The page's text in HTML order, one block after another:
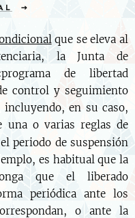
que se eleva al
la Junta de
de libertad
control y seguimiento
en su caso,
una o varias reglas de
periodo de suspensión
es habitual que la
que el liberado
periódica ante los
o ante la